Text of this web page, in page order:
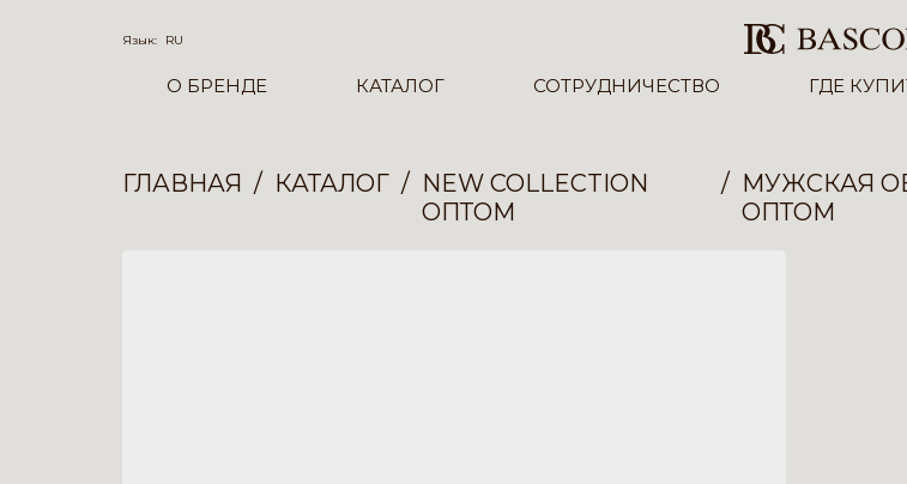
Язык: RU
О БРЕНДЕ КАТАЛОГ СОТРУДНИЧЕСТВО ГДЕ
ГЛАВНАЯ КАТАЛОГ
NEW COLLECTION
ОПТОМ
МУЖСКАЯ
ОПТОМ